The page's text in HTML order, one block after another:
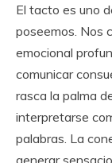
El tacto es uno
poseemos. Nos
emocional
comunicar
rasca la palma
interpretarse
palabras. La
generar